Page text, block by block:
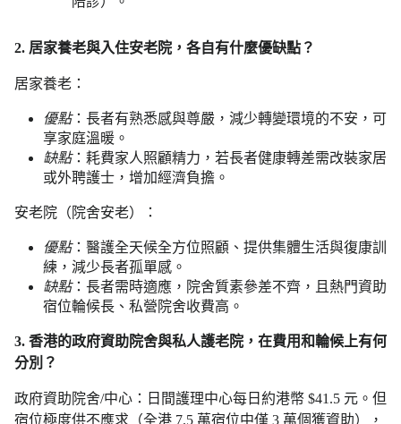
2. 居家養老與入住安老院，各自有什麼優缺點？
居家養老：
優點：長者有熟悉感與尊嚴，減少轉變環境的不安，可
享家庭溫暖。
缺點：耗費家人照顧精力，若長者健康轉差需改裝家居
或外聘護士，增加經濟負擔。
安老院（院舍安老）：
優點：醫護全天候全方位照顧、提供集體生活與復康訓
練，減少長者孤單感。
缺點：長者需時適應，院舍質素參差不齊，且熱門資助
宿位輪候長、私營院舍收費高。
3. 香港的政府資助院舍與私人護老院，在費用和輪候上有何
分別？
政府資助院舍/中心：日間護理中心每日約港幣 $41.5 元。但
宿位極度供不應求（全港 7.5 萬宿位中僅 3 萬個獲資助），